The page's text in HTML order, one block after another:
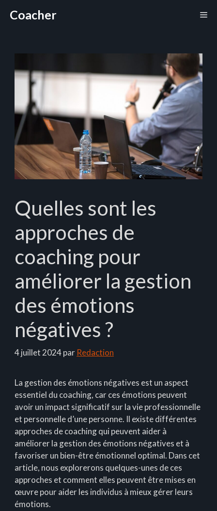
Coacher
Quelles sont les
approches de
coaching pour
améliorer la gestion
des émotions
négatives ?
4 juillet 2024par Redaction
La gestion des émotions négatives est un aspect
essentiel du coaching, car ces émotions peuvent
avoir un impact significatif sur la vie professionnelle
et personnelle d’une personne. Il existe différentes
approches de coaching qui peuvent aider à
améliorer la gestion des émotions négatives et à
favoriser un bien-être émotionnel optimal. Dans cet
article, nous explorerons quelques-unes de ces
approches et comment elles peuvent être mises en
œuvre pour aider les individus à mieux gérer leurs
émotions.